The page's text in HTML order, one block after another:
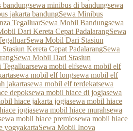
bandungsewa minibus di bandungsewa
jakarta bandungSewa Minibus
TegalluarSewa Mobil Bandungsewa
Dari Kereta Cepat PadalarangSewa
Sewa Mobil Dari Stasiun
Kereta Cepat PadalarangSewa
Sewa Mobil Dari Stasiun
sewa mobil elfsewa mobil elf
sewa mobil elf longsewa mobil elf
jakartasewa mobil elf terdekatsewa
depoksewa mobil hiace di jogjasewa
hiace jakarta jogjasewa mobil hiace
jogjasewa mobil hiace murahsewa
mobil hiace premiosewa mobil hiace
yogyakartaSewa Mobil Inova